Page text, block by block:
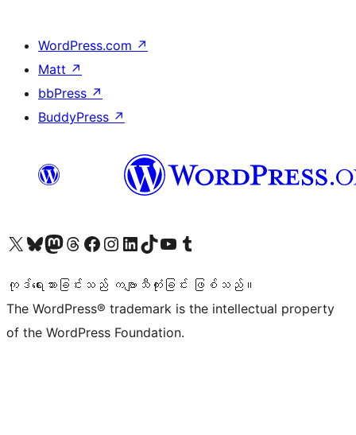
WordPress.com ↗
Matt ↗
bbPress ↗
BuddyPress ↗
ကျွန်ုပ်တို့၏ X (ယခင် Twitter) အကောင့်သို့ သွားရောက်ကြည့်ရှုပါကျွန်ုပ်တို့၏ Bluesky အကောင့်သို့ ဝင်ရောက်ကြည့်ရှုရန်
ကျွန်ုပ်တို့၏ Mastodon အကောင့်သို့ သွားရောက်ကြည့်ရှုပါကျွန်ုပ်တို့၏ Threads အကောင့်သို့ ဝင်ရောက်ကြည့်ရှုရန်
ကျွန်ုပ်တို့၏ Facebook စာမျက်နှာသို့ သွားရောက်ကြည့်ရှုပါကျွန်ုပ်တို့၏ Instagram အကောင့်သို့ သွားရောက်ကြည့်ရှုပါ ကျွန်ုပ်တို့၏ LinkedIn အကောင့်သို့ သွားရောက်ကြည့်ရှုပါကျွန်ုပ်တို့၏ TikTok အကောင့်သို့ ဝင်ရောက်ကြည့်ရှုရန်
ကျွန်ုပ်တို့၏ YouTube ချန်နယ်သို့ သွားရောက်ကြည့်ရှုပါ ကျွန်ုပ်တို့၏ Tumblr အကောင့်သို့ ဝင်ရောက်ကြည့်ရှုရန်
ကုဒ်ရေးသားခြင်းသည် ကဗျာသီကုံးခြင်း ဖြစ်သည်။
The WordPress® trademark is the intellectual property
of the WordPress Foundation.